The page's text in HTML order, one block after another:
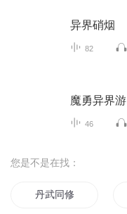
异界硝烟
82
魔勇异界游
46
您是不是在找：
丹武同修